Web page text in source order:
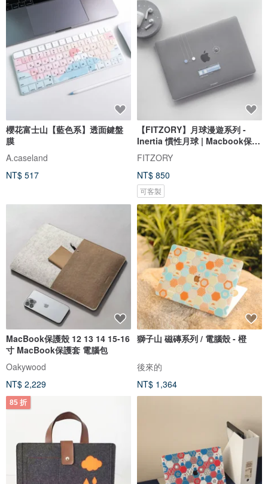
櫻花富士山【藍色系】透面鍵盤
膜
A.caseland
NT$ 517
【FITZORY】月球漫遊系列 -
Inertia 慣性月球 | Macbook保護
殼
FITZORY
NT$ 850
可客製
MacBook保護殼 12 13 14 15-16
寸 MacBook保護套 電腦包
Oakywood
NT$ 2,229
獅子山 磁磚系列 / 電腦殼 - 橙
後來的
NT$ 1,364
85 折